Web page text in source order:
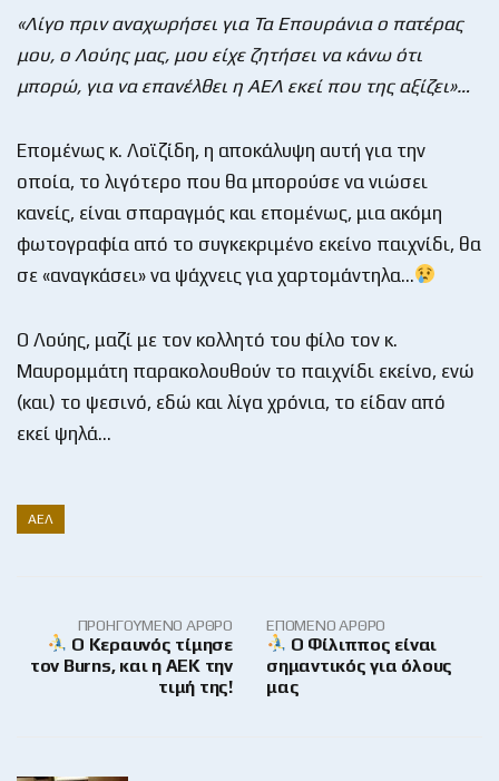
«Λίγο πριν αναχωρήσει για Τα Επουράνια ο πατέρας
μου, ο Λούης μας, μου είχε ζητήσει να κάνω ότι
μπορώ, για να επανέλθει η ΑΕΛ εκεί που της αξίζει»…
Επομένως κ. Λοϊζίδη, η αποκάλυψη αυτή για την
οποία, το λιγότερο που θα μπορούσε να νιώσει
κανείς, είναι σπαραγμός και επομένως, μια ακόμη
φωτογραφία από το συγκεκριμένο εκείνο παιχνίδι, θα
σε «αναγκάσει» να ψάχνεις για χαρτομάντηλα…
Ο Λούης, μαζί με τον κολλητό του φίλο τον κ.
Μαυρομμάτη παρακολουθούν το παιχνίδι εκείνο, ενώ
(και) το ψεσινό, εδώ και λίγα χρόνια, το είδαν από
εκεί ψηλά…
ΑΕΛ
ΠΡΟΗΓΟΎΜΕΝΟ ΆΡΘΡΟ
Ο Κεραυνός τίμησε
τον Burns, και η ΑΕΚ την
τιμή της!
ΕΠΌΜΕΝΟ ΆΡΘΡΟ
Ο Φίλιππος είναι
σημαντικός για όλους
μας